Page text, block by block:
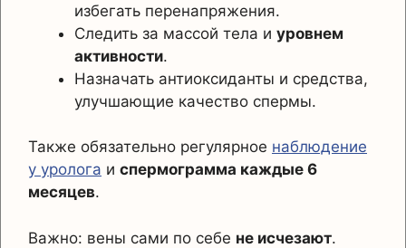
избегать перенапряжения.
Следить за массой тела и уровнем
активности.
Назначать антиоксиданты и средства,
улучшающие качество спермы.
Также обязательно регулярное наблюдение
у уролога и спермограмма каждые 6
месяцев.
Важно: вены сами по себе не исчезают.